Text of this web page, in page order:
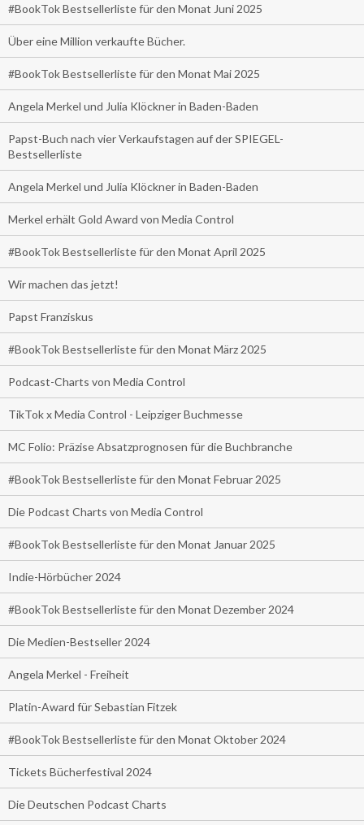
#BookTok Bestsellerliste für den Monat Juni 2025
Über eine Million verkaufte Bücher.
#BookTok Bestsellerliste für den Monat Mai 2025
Angela Merkel und Julia Klöckner in Baden-Baden
Papst-Buch nach vier Verkaufstagen auf der SPIEGEL-
Bestsellerliste
Angela Merkel und Julia Klöckner in Baden-Baden
Merkel erhält Gold Award von Media Control
#BookTok Bestsellerliste für den Monat April 2025
Wir machen das jetzt!
Papst Franziskus
#BookTok Bestsellerliste für den Monat März 2025
Podcast-Charts von Media Control
TikTok x Media Control - Leipziger Buchmesse
MC Folio: Präzise Absatzprognosen für die Buchbranche
#BookTok Bestsellerliste für den Monat Februar 2025
Die Podcast Charts von Media Control
#BookTok Bestsellerliste für den Monat Januar 2025
Indie-Hörbücher 2024
#BookTok Bestsellerliste für den Monat Dezember 2024
Die Medien-Bestseller 2024
Angela Merkel - Freiheit
Platin-Award für Sebastian Fitzek
#BookTok Bestsellerliste für den Monat Oktober 2024
Tickets Bücherfestival 2024
Die Deutschen Podcast Charts